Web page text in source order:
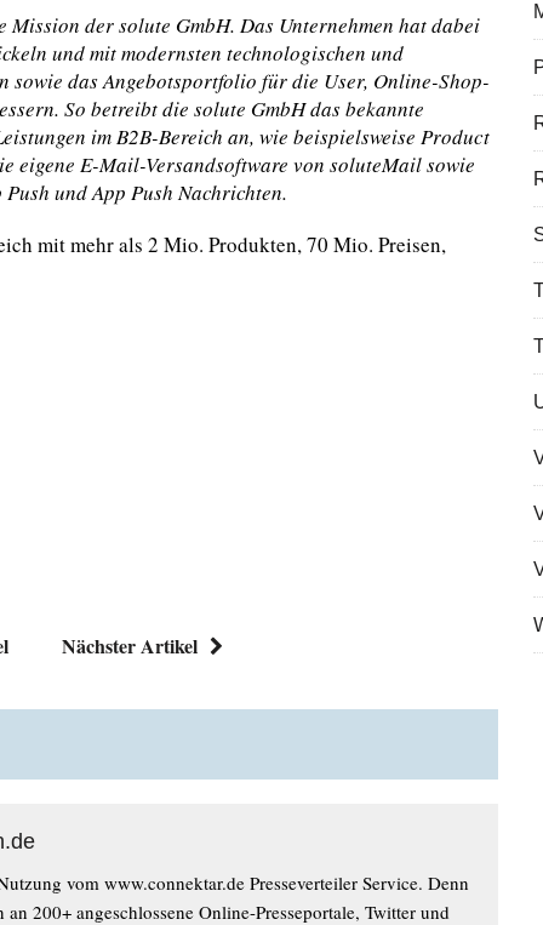
der solute GmbH. Das Unternehmen hat dabei
und mit modernsten technologischen und
das Angebotsportfolio für die User, Online-Shop-
So betreibt die solute GmbH das bekannte
im B2B-Bereich an, wie beispielsweise Product
E-Mail-Versandsoftware von soluteMail sowie
und App Push Nachrichten.
mit mehr als 2 Mio. Produkten, 70 Mio. Preisen,
Nächster Artikel
vom www.connektar.de Presseverteiler Service. Denn
200+ angeschlossene Online-Presseportale, Twitter und